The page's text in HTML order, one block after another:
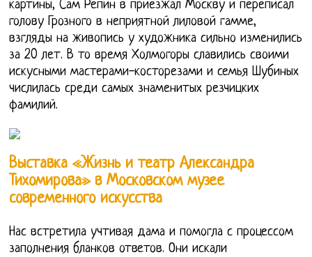
картины, Сам Репин в приезжал Москву и переписал
голову Грозного в неприятной лиловой гамме,
взгляды на живопись у художника сильно изменились
за 20 лет. В то время Холмогоры славились своими
искусными мастерами-косторезами и семья Шубиных
числилась среди самых знаменитых резчицких
фамилий.
Выставка «Жизнь и театр Александра
Тихомирова» в Московском музее
современного искусства
Нас встретила учтивая дама и помогла с процессом
заполнения бланков ответов. Они искали